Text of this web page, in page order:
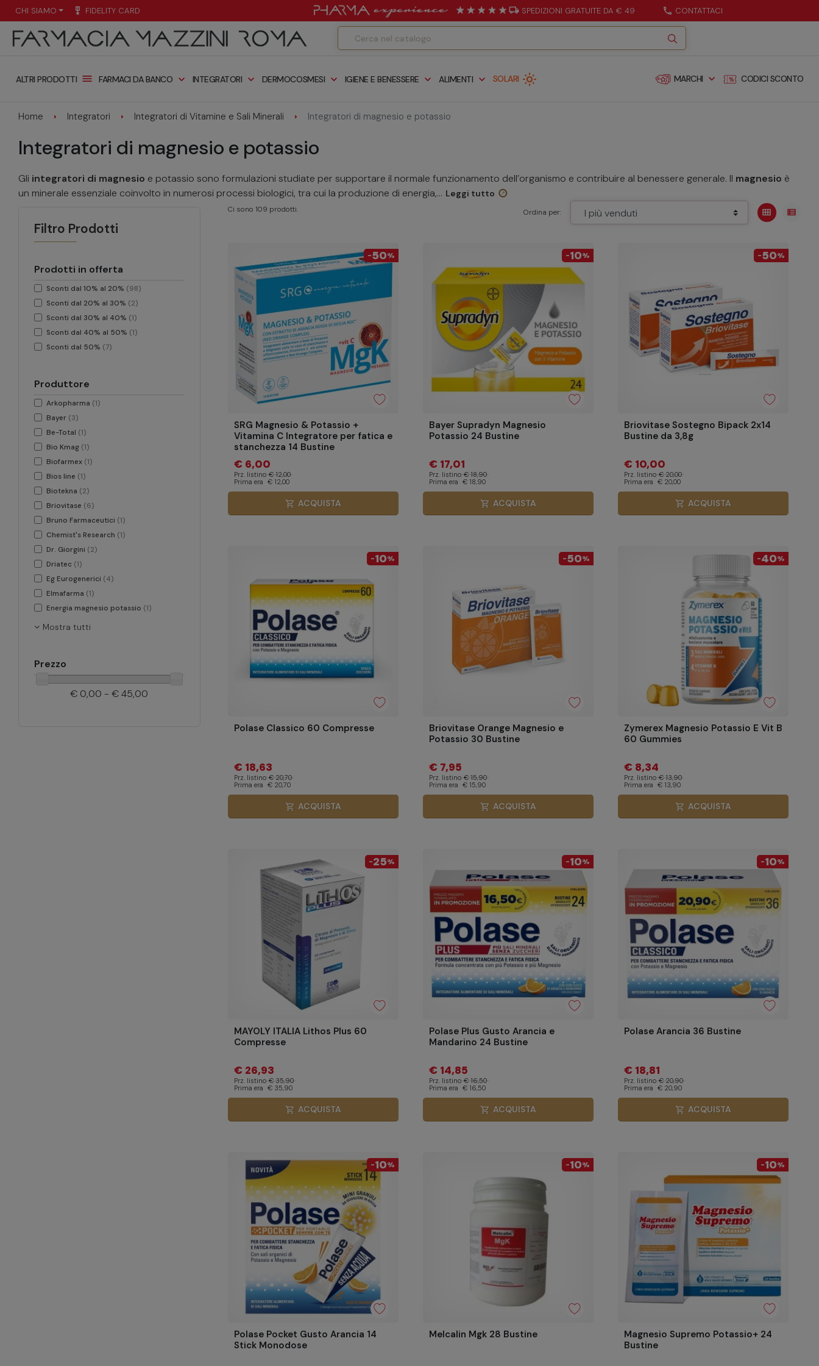
CHI SIAMO military_tech FIDELITY CARD local_shipping SPEDIZIONI GRATUITE DA € 49 call CONTATTACI
ALTRI PRODOTTI menu FARMACI DA BANCO expand_more INTEGRATORI expand_more DERMOCOSMESI expand_more IGIENE E BENESSERE expand_more ALIMENTI expand_more MARCHI expand_more CODICI SCONTO
SOLARI light_mode
Home Integratori Integratori di Vitamine e Sali Minerali Integratori di magnesio e potassio
Integratori di magnesio e potassio
Gli integratori di magnesio e potassio sono formulazioni studiate per supportare il normale funzionamento dell’organismo e contribuire al benessere generale. Il magnesio è
un minerale essenziale coinvolto in numerosi processi biologici, tra cui la produzione di energia,... Leggi tutto
Filtro Prodotti
Prodotti in offerta
Sconti dal 10% al 20% (98)
Sconti dal 20% al 30% (2)
Sconti dal 30% al 40% (1)
Sconti dal 40% al 50% (1)
Sconti dal 50% (7)
Produttore
Arkopharma (1)
Bayer (3)
Be-Total (1)
Bio Kmag (1)
Biofarmex (1)
Bios line (1)
Biotekna (2)
Briovitase (6)
Bruno Farmaceutici (1)
Chemist's Research (1)
Dr. Giorgini (2)
Driatec (1)
Eg Eurogenerici (4)
Elmafarma (1)
Energia magnesio potassio (1)
Mostra tutti
Prezzo
€ 0,00 - € 45,00
Ci sono 109 prodotti. Ordina per: view_module view_list
-50%
SRG Magnesio & Potassio +
Vitamina C Integratore per fatica e
stanchezza 14 Bustine
€ 6,00
Prz. listino € 12,00
Prima era € 12,00
shopping_cart ACQUISTA
-10%
Bayer Supradyn Magnesio
Potassio 24 Bustine
€ 17,01
Prz. listino € 18,90
Prima era € 18,90
shopping_cart ACQUISTA
-50%
Briovitase Sostegno Bipack 2x14
Bustine da 3,8g
€ 10,00
Prz. listino € 20,00
Prima era € 20,00
shopping_cart ACQUISTA
-10%
Polase Classico 60 Compresse
€ 18,63
Prz. listino € 20,70
Prima era € 20,70
shopping_cart ACQUISTA
-50%
Briovitase Orange Magnesio e
Potassio 30 Bustine
€ 7,95
Prz. listino € 15,90
Prima era € 15,90
shopping_cart ACQUISTA
-40%
Zymerex Magnesio Potassio E Vit B
60 Gummies
€ 8,34
Prz. listino € 13,90
Prima era € 13,90
shopping_cart ACQUISTA
-25%
MAYOLY ITALIA Lithos Plus 60
Compresse
€ 26,93
Prz. listino € 35,90
Prima era € 35,90
shopping_cart ACQUISTA
-10%
Polase Plus Gusto Arancia e
Mandarino 24 Bustine
€ 14,85
Prz. listino € 16,50
Prima era € 16,50
shopping_cart ACQUISTA
-10%
Polase Arancia 36 Bustine
€ 18,81
Prz. listino € 20,90
Prima era € 20,90
shopping_cart ACQUISTA
-10%
Polase Pocket Gusto Arancia 14
Stick Monodose
-10%
Melcalin Mgk 28 Bustine
-10%
Magnesio Supremo Potassio+ 24
Bustine